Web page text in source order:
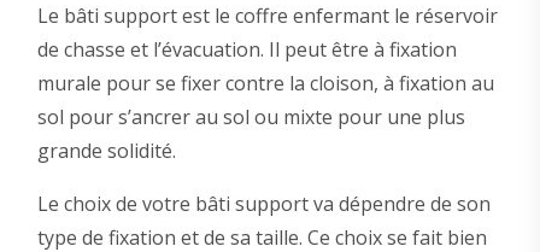
Le bâti support est le coffre enfermant le réservoir
de chasse et l’évacuation. Il peut être à fixation
murale pour se fixer contre la cloison, à fixation au
sol pour s’ancrer au sol ou mixte pour une plus
grande solidité.
Le choix de votre bâti support va dépendre de son
type de fixation et de sa taille. Ce choix se fait bien